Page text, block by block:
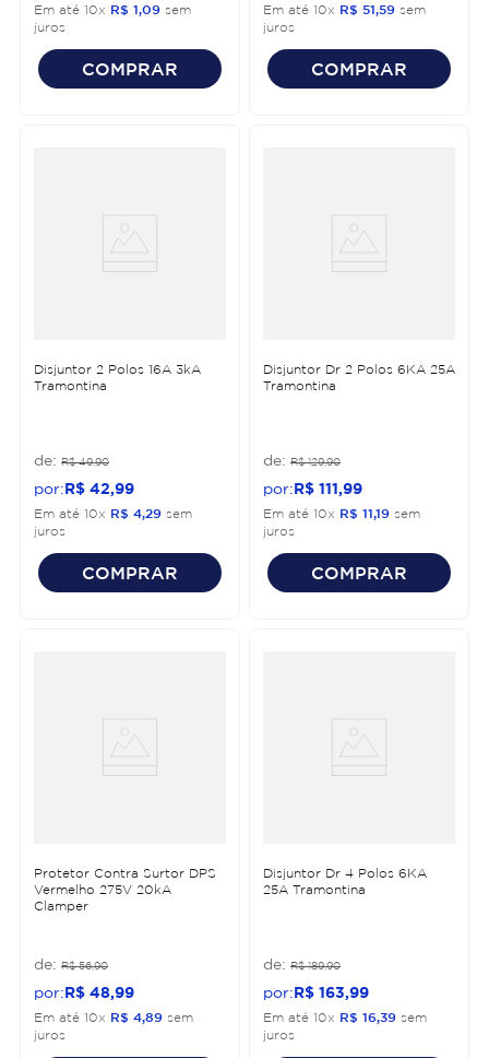
Em até 10x R$ 1,09 sem
juros
COMPRAR
Em até 10x R$ 51,59 sem
juros
COMPRAR
Disjuntor 2 Polos 16A 3kA
Tramontina
R$ 49,90
R$ 42 99
Em até 10x R$ 4,29 sem
juros
COMPRAR
Disjuntor Dr 2 Polos 6KA 25A
Tramontina
R$ 129,90
R$ 111 99
Em até 10x R$ 11,19 sem
juros
COMPRAR
Protetor Contra Surtor DPS
Vermelho 275V 20kA
Clamper
R$ 56,90
R$ 48 99
Em até 10x R$ 4,89 sem
juros
Disjuntor Dr 4 Polos 6KA
25A Tramontina
R$ 189,90
R$ 163 99
Em até 10x R$ 16,39 sem
juros